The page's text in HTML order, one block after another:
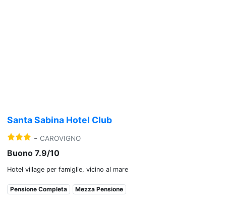
Santa Sabina Hotel Club
- CAROVIGNO
Buono 7.9/10
Hotel village per famiglie, vicino al mare
Pensione Completa Mezza Pensione